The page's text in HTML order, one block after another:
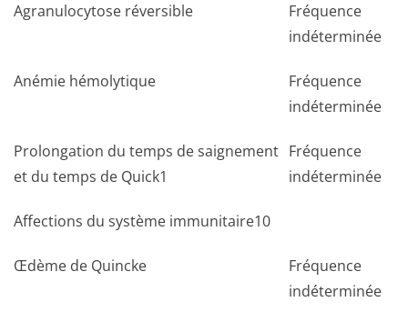
Agranulocytose réversible
Fréquence
indéterminée
Anémie hémolytique
Fréquence
indéterminée
Prolongation du temps de saignement
et du temps de Quick1
Fréquence
indéterminée
Affections du système immunitaire10
Œdème de Quincke
Fréquence
indéterminée